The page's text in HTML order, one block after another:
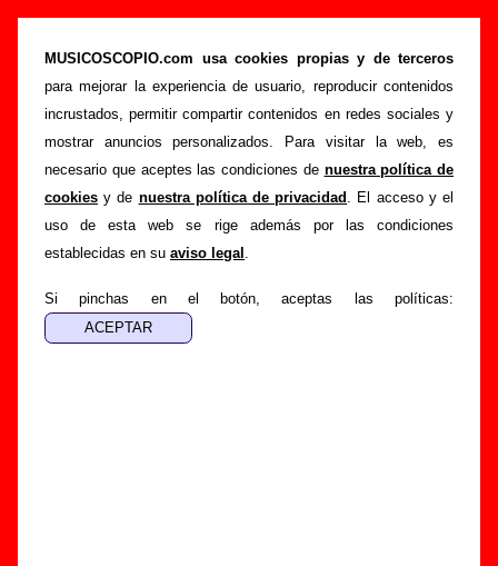
MUSICOSCOPIO.com usa cookies propias y de terceros
para mejorar la experiencia de usuario, reproducir contenidos
incrustados, permitir compartir contenidos en redes sociales y
mostrar anuncios personalizados. Para visitar la web, es
necesario que aceptes las condiciones de nuestra política de
cookies y de nuestra política de privacidad . El acceso y el
uso de esta web se rige además por las condiciones
establecidas en su aviso legal .
Si pinchas en el botón, aceptas las políticas:
“En tu zapato”, canción de Aventuras de
Kirlian (Letra e información)
Portada >Aventuras de Kirlian >Canciones >En tu zapato
Esta página pretende recopilar todo tipo de información
sobre lacanción "En tu zapato" interpretada por
Aventuras de Kirlian. Además de su letra, también
aparecerá información sobre el autor o los autores, sobre los
discos en los que está incluido este tema, sobre la grabación
encuentras errores o tienes información adicional, puedes
ayudar a
completar esta información